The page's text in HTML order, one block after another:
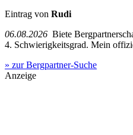
Eintrag von Rudi
06.08.2026 Biete
4. Schwierigkeitsgrad. Mein
» zur Bergpartner-Suche
Anzeige